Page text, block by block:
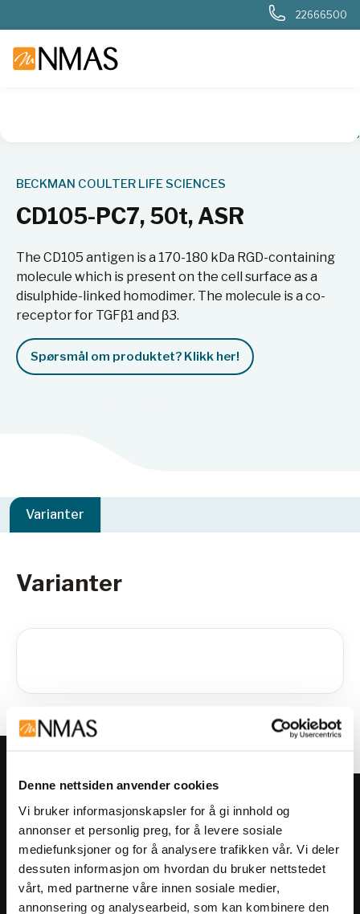
Denne nettsiden anvender cookies
Vi bruker informasjonskapsler for å gi innhold og
annonser et personlig preg, for å levere sosiale
mediefunksjoner og for å analysere trafikken vår. Vi deler
dessuten informasjon om hvordan du bruker nettstedet
vårt, med partnerne våre innen sosiale medier,
annonsering og analysearbeid, som kan kombinere den
22666500
BECKMAN COULTER LIFE SCIENCES
CD105-PC7, 50t, ASR
The CD105 antigen is a 170-180 kDa RGD-containing
molecule which is present on the cell surface as a
disulphide-linked homodimer. The molecule is a co-
receptor for TGFβ1 and β3.
Spørsmål om produktet? Klikk her!
Varianter
Varianter
Meld deg på vårt nyhetsbrev!
Få informasjon om produkter,
arrangementer og kampanjer.
Meld på nyhetsbrev